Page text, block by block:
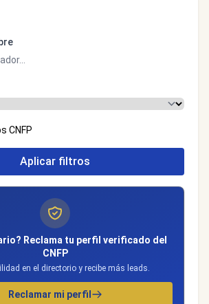
CNFP
Aplicar filtros
Reclama tu perfil verificado del
CNFP
en el directorio y recibe más leads.
Reclamar mi perfil